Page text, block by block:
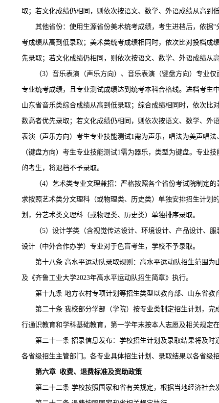
取；若文化成绩仍相同，则依次按语文、数学、外语成绩从高到
其他省份：使用生源省份美术统考成绩，考生进档后，依据“
考成绩从高到低录取；美术类统考成绩相同时，依次比对投档成
先录取；若文化成绩仍相同，则依次按语文、数学、外语成绩从
（3）音乐表演（声乐方向）、音乐表演（键盘方向）专业
专业统考成绩，且专业测试成绩达到统考本科合格线。进档考生
山东省音乐类综合成绩从高到低录取；综合成绩相同时，依次比
数高者优先录取；若文化成绩仍相同，则依次按语文、数学、外
表演（声乐方向）考生专业技能测试1需为声乐，唱法为美声唱
（键盘方向）考生专业技能测试1需为器乐，类型为键盘。专业
的考生，将退档不予录取。
（4）艺术类专业文理兼招：严格按照各个省份考试院制定
求按照艺术类分文理科（或物理类、历史类）单独安排招生计划
划，分艺术类文理科（或物理类、历史类）单独排序录取。
（5）设计学类（含视觉传达设计、环境设计、产品设计、
设计（中外合作办学）专业对于色盲考生，学校不予录取。
第十八条高水平运动队录取规则：高水平运动队招生范围为
及《齐鲁工业大学2023年高水平运动队招生简章》执行。
第十九条地方农村专项计划等招生类型以教育部、山东省教
第二十条我校部分学部（学院）按专业类制定招生计划，完
行通识教育和学科基础教育，第一学年末按本人志愿及相关规定
第二十一条招录信息发布：学校招生计划及录取结果将及时
各省级招生主管部门。各专业具体招生计划、录取结果以各省级
第六章收费、退费标准及资助政策
第二十二条 学校按照国家和省有关规定，根据当地经济社